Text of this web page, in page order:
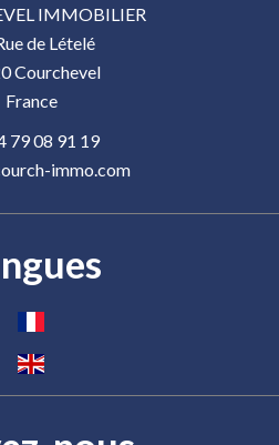
IMMOBILIER
de Lételé
Courchevel
France
79 08 91 19
immo.com